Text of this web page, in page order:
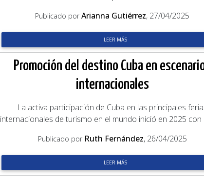
Publicado porArianna Gutiérrez, 27/04/2025
LEER MÁS
Promoción del destino Cuba en
internacionales
La activa participación de Cuba en las principales
internacionales de turismo en el mundo inició en 2025 con
Publicado por Ruth Fernández, 26/04/2025
LEER MÁS